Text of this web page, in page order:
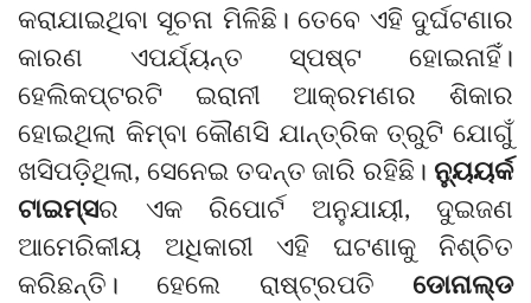
କରାଯାଇଥିବା ସୂଚନା ମିଳିଛି। ତେବେ ଏହି ଦୁର୍ଘଟଣାର
କାରଣ ଏପର୍ଯ୍ୟନ୍ତ ସ୍ପଷ୍ଟ ହୋଇନାହିଁ।
ହେଲିକପ୍ଟରଟି ଇରାନୀ ଆକ୍ରମଣର ଶିକାର
ହୋଇଥିଲା କିମ୍ବା କୌଣସି ଯାନ୍ତ୍ରିକ ତ୍ରୁଟି ଯୋଗୁଁ
ଖସିପଡ଼ିଥିଲା, ସେନେଇ ତଦନ୍ତ ଜାରି ରହିଛି। ନ୍ୟୁୟର୍କ
ଟାଇମ୍ସର ଏକ ରିପୋର୍ଟ ଅନୁଯାୟୀ, ଦୁଇଜଣ
ଆମେରିକୀୟ ଅଧିକାରୀ ଏହି ଘଟଣାକୁ ନିଶ୍ଚିତ
କରିଛନ୍ତି। ହେଲେ ରାଷ୍ଟ୍ରପତି ଡୋନାଲ୍ଡ